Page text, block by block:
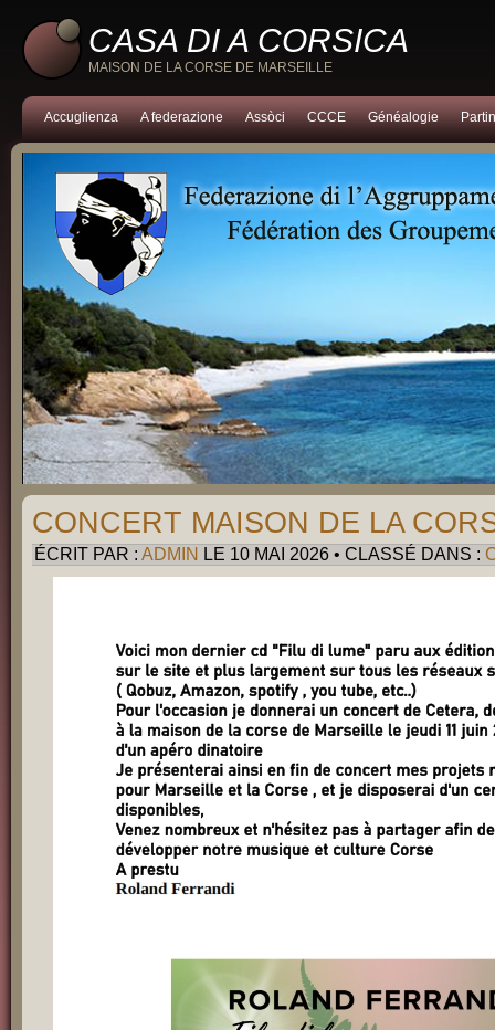
CASA DI A CORSICA
MAISON DE LA CORSE DE MARSEILLE
Accuglienza A federazione Assòci CCCE Généalogie
CONCERT MAISON DE LA
ÉCRIT PAR : ADMIN LE 10 MAI 2026 • CLASSÉ DANS :